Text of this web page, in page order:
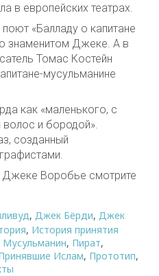
в европейских театрах.
«Балладу о капитане
знаменитом Джеке. А в
Томас Костейн
мусульманине
как «маленького, с
и бородой».
созданный
Воробье смотрите
, Джек Бёрди, Джек
, История принятия
Мусульманин, Пират,
Ислам, Прототип,